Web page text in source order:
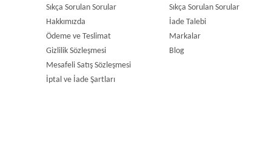
Sıkça Sorulan Sorular
Hakkımızda
Ödeme ve Teslimat
Gizlilik Sözleşmesi
Mesafeli Satış Sözleşmesi
İptal ve İade Şartları
Sıkça Sorulan Sorular
İade Talebi
Markalar
Blog